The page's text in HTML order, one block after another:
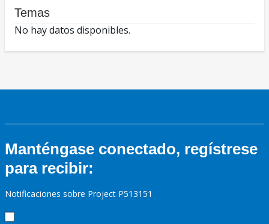
Temas
No hay datos disponibles.
Manténgase conectado, regístrese
para recibir:
Notificaciones sobre Project P513151